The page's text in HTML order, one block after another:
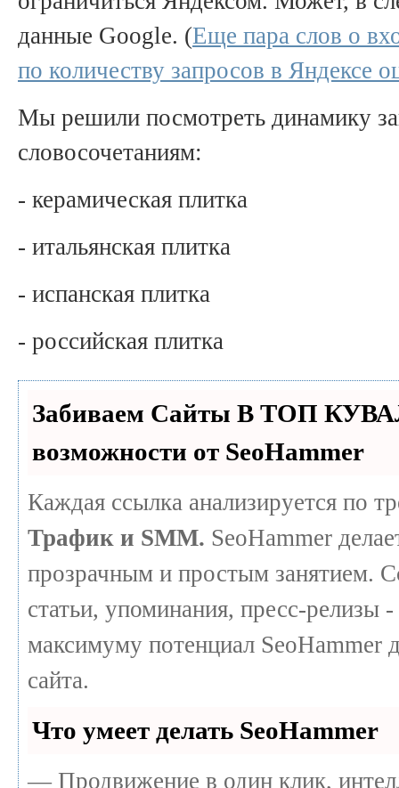
данные Google. (Еще пара слов о
по количеству запросов в Яндексе
Мы решили посмотреть динамику
словосочетаниям:
- керамическая плитка
- итальянская плитка
- испанская плитка
- российская плитка
Забиваем Сайты В ТОП
возможности от SeoHammer
Каждая ссылка анализируется по
Трафик и SMM. SeoHammer
прозрачным и простым занятием.
статьи, упоминания, пресс-релизы
максимуму потенциал SeoHammer
сайта.
Что умеет делать SeoHammer
— Продвижение в один клик,